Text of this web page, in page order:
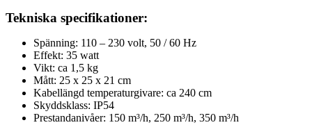
Tekniska specifikationer:
Spänning: 110 – 230 volt, 50 / 60 Hz
Effekt: 35 watt
Vikt: ca 1,5 kg
Mått: 25 x 25 x 21 cm
Kabellängd temperaturgivare: ca 240 cm
Skyddsklass: IP54
Prestandanivåer: 150 m³/h, 250 m³/h, 350 m³/h